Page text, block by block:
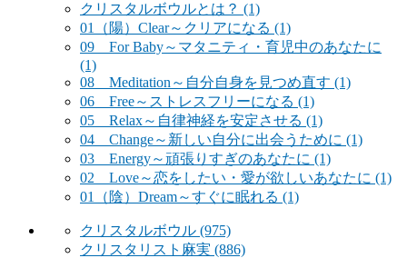
クリスタルボウルとは？ (1)
01（陽）Clear～クリアになる (1)
09 For Baby～マタニティ・育児中のあなたに
(1)
08 Meditation～自分自身を見つめ直す (1)
06 Free～ストレスフリーになる (1)
05 Relax～自律神経を安定させる (1)
04 Change～新しい自分に出会うために (1)
03 Energy～頑張りすぎのあなたに (1)
02 Love～恋をしたい・愛が欲しいあなたに (1)
01（陰）Dream～すぐに眠れる (1)
クリスタルボウル (975)
クリスタリスト麻実 (886)